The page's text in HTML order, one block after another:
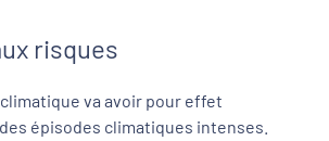
risques
va avoir pour effet
épisodes climatiques intenses.